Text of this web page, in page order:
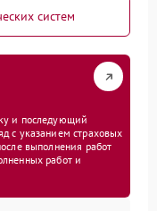
систем
и последующий
с указанием страховых
выполнения работ
работ и